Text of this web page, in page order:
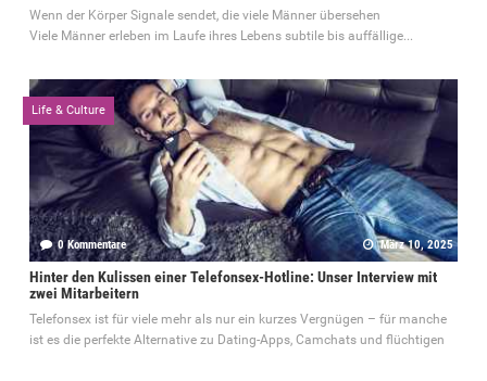
Wenn der Körper Signale sendet, die viele Männer übersehen
Viele Männer erleben im Laufe ihres Lebens subtile bis auffällige...
Life & Culture
0 Kommentare März 10, 2025
Hinter den Kulissen einer Telefonsex-Hotline: Unser Interview mit
zwei Mitarbeitern
Telefonsex ist für viele mehr als nur ein kurzes Vergnügen – für manche
ist es die perfekte Alternative zu Dating-Apps, Camchats und flüchtigen